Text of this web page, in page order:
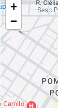
+
−